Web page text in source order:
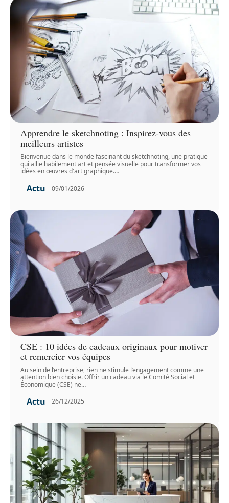
Apprendre le sketchnoting : Inspirez-vous des
meilleurs artistes
Bienvenue dans le monde fascinant du sketchnoting, une pratique
qui allie habilement art et pensée visuelle pour transformer vos
idées en œuvres d'art graphique.…
Actu 09/01/2026
CSE : 10 idées de cadeaux originaux pour motiver
et remercier vos équipes
Au sein de l’entreprise, rien ne stimule l’engagement comme une
attention bien choisie. Offrir un cadeau via le Comité Social et
Économique (CSE) ne…
Actu 26/12/2025